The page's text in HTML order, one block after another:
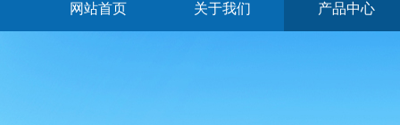
网站首页 关于我们 产品中心